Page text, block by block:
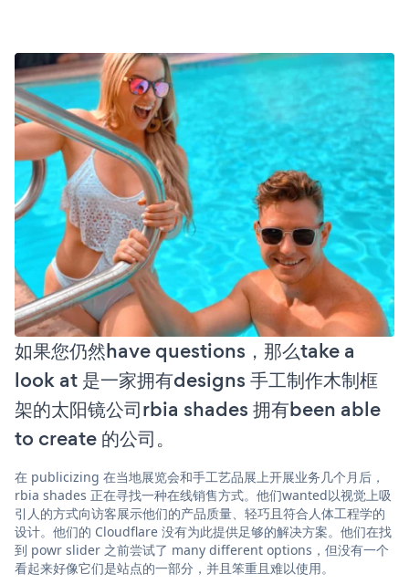
如果您仍然have questions，那么take a
look at 是一家拥有designs 手工制作木制框
架的太阳镜公司rbia shades 拥有been able
to create 的公司。
在 publicizing 在当地展览会和手工艺品展上开展业务几个月后，
rbia shades 正在寻找一种在线销售方式。他们wanted以视觉上吸
引人的方式向访客展示他们的产品质量、轻巧且符合人体工程学的
设计。他们的 Cloudflare 没有为此提供足够的解决方案。他们在找
到 powr slider 之前尝试了 many different options，但没有一个
看起来好像它们是站点的一部分，并且笨重且难以使用。